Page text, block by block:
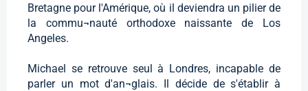
Bretagne pour l'Amérique, où il deviendra un pilier de
la commu¬nauté orthodoxe naissante de Los
Angeles.
Michael se retrouve seul à Londres, incapable de
parler un mot d'an¬glais. Il décide de s'établir à